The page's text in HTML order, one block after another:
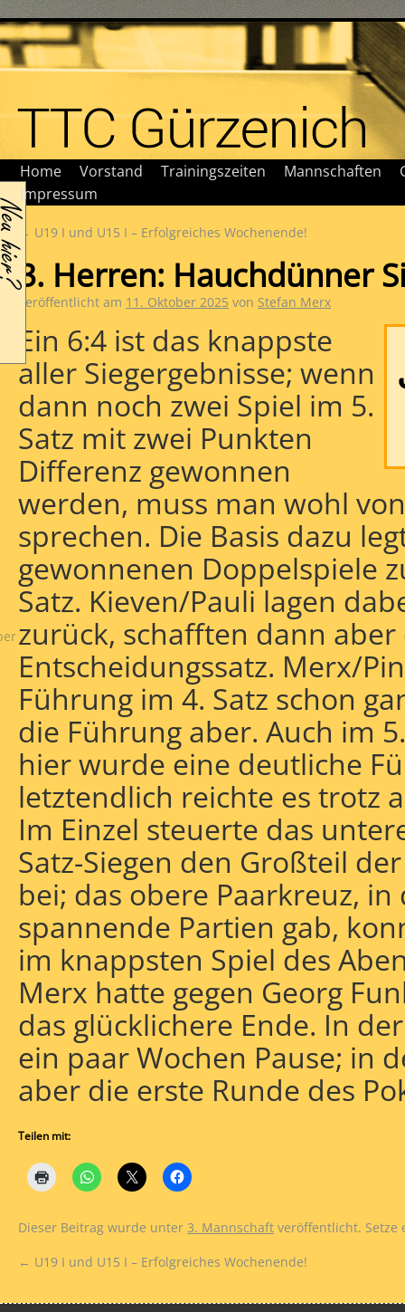
Home Vorstand Trainingszeiten Mannschaften
Impressum
← U19 I und U15 I – Erfolgreiches Wochenende!
3. Herren: Hauchdünner
Veröffentlicht am 11. Oktober 2025 von Stefan Merx
Ein 6:4 ist das knappste
aller Siegergebnisse; wenn
dann noch zwei Spiel im 5.
Satz mit zwei Punkten
Differenz gewonnen
werden, muss man wohl
sprechen. Die Basis dazu
gewonnenen Doppelspiele
Satz. Kieven/Pauli lagen
zurück, schafften dann aber
Entscheidungssatz. Merx/
Führung im 4. Satz schon
die Führung aber. Auch im
hier wurde eine deutliche
letztendlich reichte es trotz
Im Einzel steuerte das
Satz-Siegen den Großteil
bei; das obere Paarkreuz,
spannende Partien gab,
im knappsten Spiel des
Merx hatte gegen Georg
das glücklichere Ende. In
ein paar Wochen Pause; in
aber die erste Runde des
Teilen mit:
Dieser Beitrag wurde unter 3. Mannschaft veröffentlicht. Setze
← U19 I und U15 I – Erfolgreiches Wochenende!